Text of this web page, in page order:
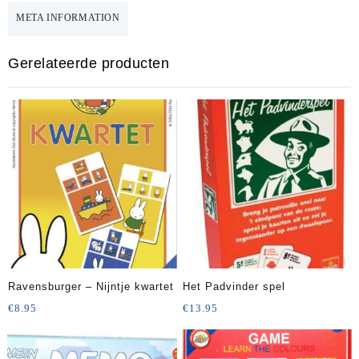
META INFORMATION
Gerelateerde producten
Ravensburger – Nijntje kwartet
€8.95
Het Padvinder spel
€13.95